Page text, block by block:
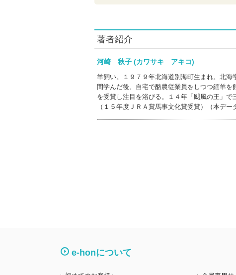
著者紹介
河崎 秋子 (カワサキ アキコ)
羊飼い。１９７９年北海道別海町生まれ。北
間学んだ後、自宅で酪農従業員をしつつ緬羊を
を受賞し注目を浴びる。１４年「颶風の王」
（１５年度ＪＲＡ賞馬事文化賞受賞）（本デ
e-honについて